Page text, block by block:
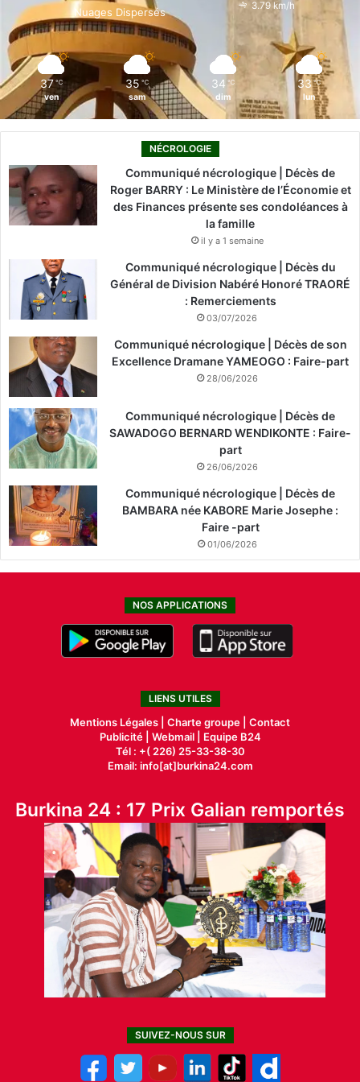
k
n
Nuages Dispersés
3.79 km/h
37 ℃
ven
35 ℃
sam
34 ℃
dim
33 ℃
lun
NÉCROLOGIE
Communiqué nécrologique | Décès de
Roger BARRY : Le Ministère de l’Économie et
des Finances présente ses condoléances à
la famille
il y a 1 semaine
Communiqué nécrologique | Décès du
Général de Division Nabéré Honoré TRAORÉ
: Remerciements
03/07/2026
Communiqué nécrologique | Décès de son
Excellence Dramane YAMEOGO : Faire-part
28/06/2026
Communiqué nécrologique | Décès de
SAWADOGO BERNARD WENDIKONTE : Faire-
part
26/06/2026
Communiqué nécrologique | Décès de
BAMBARA née KABORE Marie Josephe :
Faire -part
01/06/2026
NOS APPLICATIONS
LIENS UTILES
Mentions Légales | Charte groupe | Contact
Publicité| Webmail |
Equipe B24
Tél : +( 226) 25-33-38-30
Email: info[at]burkina24.com
Burkina 24 : 17 Prix Galian remportés
SUIVEZ-NOUS SUR